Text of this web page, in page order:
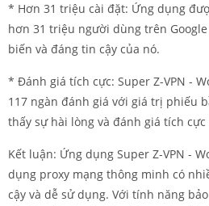
* Hơn 31 triệu cài đặt: Ứng dụng
hơn 31 triệu người dùng trên
biến và đáng tin cậy của nó.
* Đánh giá tích cực: Super Z-VPN -
117 ngàn đánh giá với giá trị phiếu
thấy sự hài lòng và đánh giá tích
Kết luận: Ứng dụng Super Z-VPN -
dụng proxy mạng thông minh có
cậy và dễ sử dụng. Với tính năng